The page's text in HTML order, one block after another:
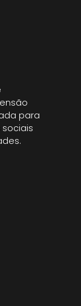
para